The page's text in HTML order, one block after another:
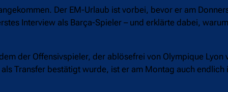
Der EM-Urlaub ist vorbei, bevor er am
Interview als Barça-Spieler – und erklärte dabei,
der Offensivspieler, der ablösefrei von Olympique Lyon
Transfer bestätigt wurde, ist er am Montag auch endlich